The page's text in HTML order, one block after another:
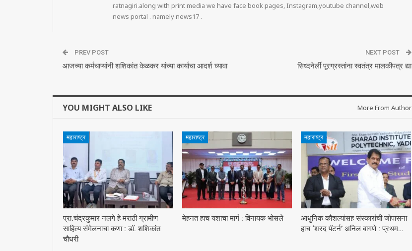
ratnagiri.along with print media we have face book pages, Instagram,youtube channel,web
news portal . namely news17 .
PREV POST
आजच्या कर्मचाऱ्यांनी शशिकांत केळकर यांच्या कार्याचा आदर्श घ्यावा
NEXT POST
सिध्दनेर्ली पूरग्रस्तांना स्वतंत्र मालकीपत्र द्या
YOU MIGHT ALSO LIKE More From Author
महाराष्ट्र
प्रा.चंद्रकुमार नलगे हे मराठी ग्रामीण
साहित्य संमेलनाचा कणा : डॉ. शशिकांत
चौधरी
महाराष्ट्र
मेहनत हाच यशाचा मार्ग : विनायक भोसले
महाराष्ट्र
आधुनिक कौशल्यांसह संस्कारांची जोपासना
हाच ‘शरद पॅटर्न’ अनिल बागणे : प्रथम…